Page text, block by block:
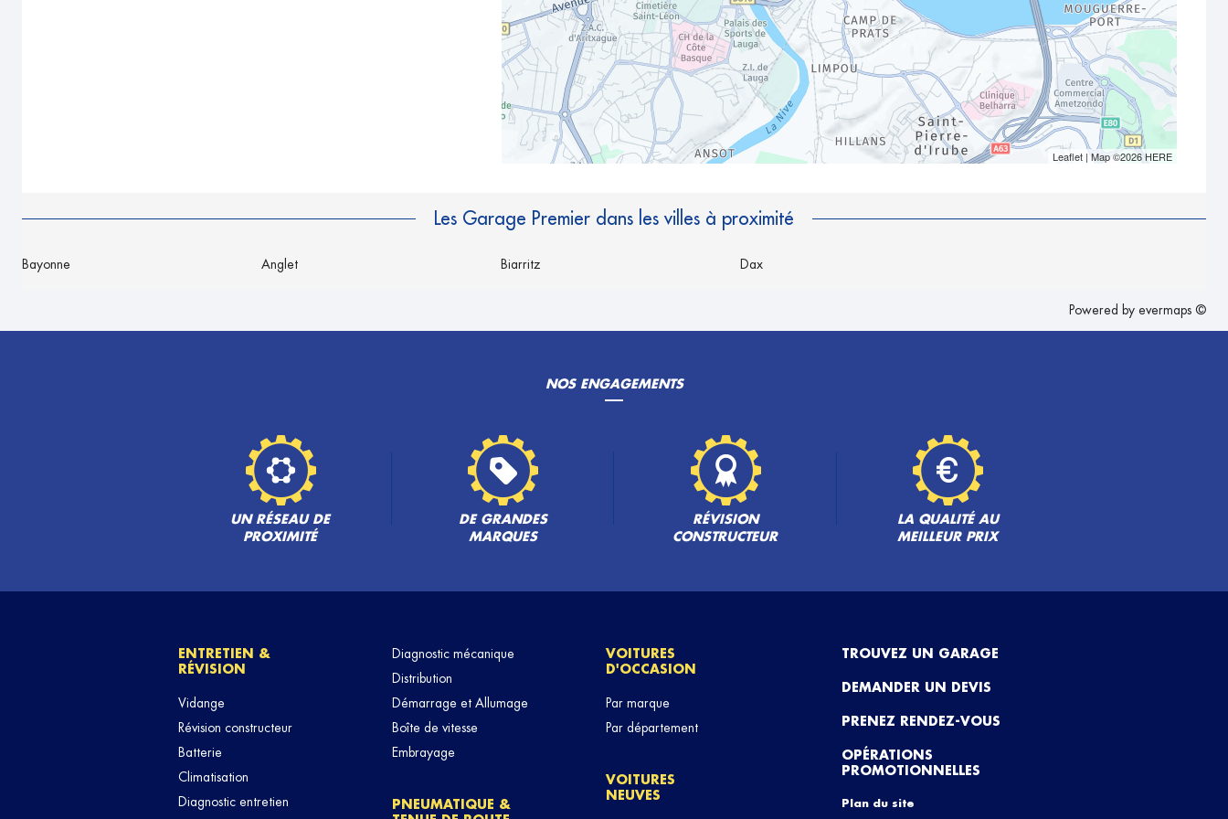
Leaflet| Map ©2026HERE
Les Garage Premier dans les villes à proximité
Bayonne Anglet Biarritz Dax
Powered by evermaps ©
NOS ENGAGEMENTS
UN RÉSEAU DE
PROXIMITÉ
DE GRANDES
MARQUES
RÉVISION
CONSTRUCTEUR
LA QUALITÉ AU
MEILLEUR PRIX
ENTRETIEN &
RÉVISION
Vidange
Révision constructeur
Batterie
Climatisation
Diagnostic entretien
Diagnostic mécanique
Distribution
Démarrage et Allumage
Boîte de vitesse
Embrayage
PNEUMATIQUE &
VOITURES
D'OCCASION
Par marque
Par département
VOITURES
NEUVES
TROUVEZ UN GARAGE
DEMANDER UN DEVIS
PRENEZ RENDEZ-VOUS
OPÉRATIONS
PROMOTIONNELLES
Plan du site